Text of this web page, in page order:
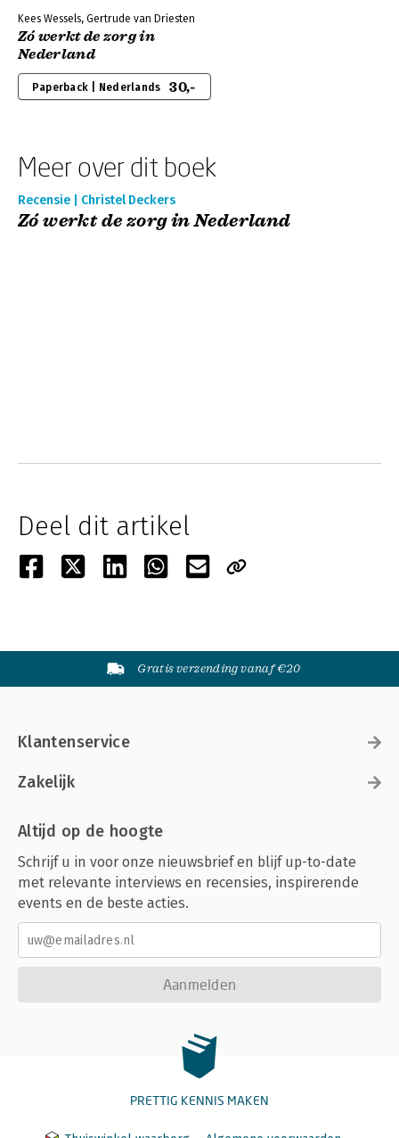
Kees Wessels, Gertrude van Driesten
Zó werkt de zorg in
Nederland
Paperback | Nederlands 30,-
Meer over dit boek
Recensie | Christel Deckers
Zó werkt de zorg in Nederland
Deel dit artikel
Gratis verzending vanaf €20
Klantenservice
Zakelijk
Altijd op de hoogte
Schrijf u in voor onze nieuwsbrief en blijf up-to-date
met relevante interviews en recensies, inspirerende
events en de beste acties.
Aanmelden
PRETTIG KENNIS MAKEN